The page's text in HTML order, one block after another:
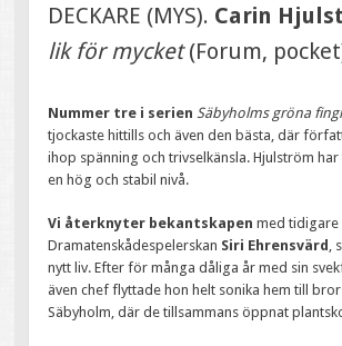
DECKARE (MYS). Carin
lik för mycket(Forum,
Nummer tre i serien Säbyholms gröna
tjockaste hittills och även den bästa, där
ihop spänning och trivselkänsla. Hjulström har
en hög och stabil nivå.
Vi återknyter bekantskapen med tidigare
Dramatenskådespelerskan Siri Ehrensvärd ,
nytt liv. Efter för många dåliga år med sin
även chef flyttade hon helt sonika hem till
Säbyholm, där de tillsammans öppnat